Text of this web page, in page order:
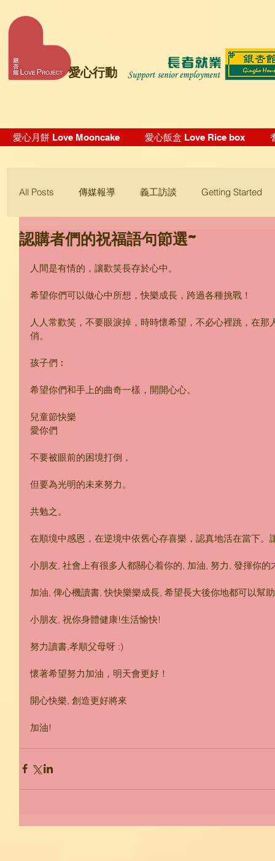
愛心行動
愛心月餅 Love Mooncake 愛心飯盒 Love Rice box
All Posts 傳媒報導 義工訪談 Getting Started
Blogging Tips
認購者們的祝福語句節選~
人間是有情的，讓歡笑長存於心中。
希望你們可以做心中所想，快樂成長，跨過各種挑戰！
人人常歡笑，不要眼淚掉，時時懷希望，不必心裡跳，在
俏。
孩子們︰
希望你們和手上的曲奇一樣，開開心心。
兒童節快樂
愛你們
不要被眼前的困境打倒，
但要為光明的未來努力。
共勉之。
在順境中感恩，在逆境中依舊心存喜樂，認真地活在當下。
小朋友, 社會上有很多人都關心着你的, 加油, 努力, 發揮你的
加油, 俾心機讀書, 快快樂樂成長, 希望長大後你地都可以幫
小朋友, 祝你身體健康!生活愉快!
努力讀書,孝順父母呀 :)
懷著希望努力加油，明天會更好！
開心快樂, 創造更好將來
加油!